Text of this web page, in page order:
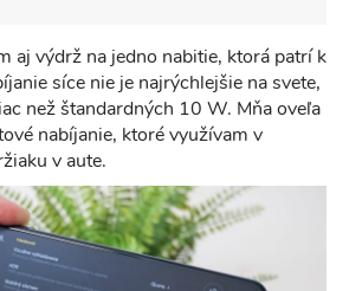
aj výdrž na jedno nabitie, ktorá patrí k
síce nie je najrýchlejšie na svete,
než štandardných 10 W. Mňa oveľa
nabíjanie, ktoré využívam v
v aute.